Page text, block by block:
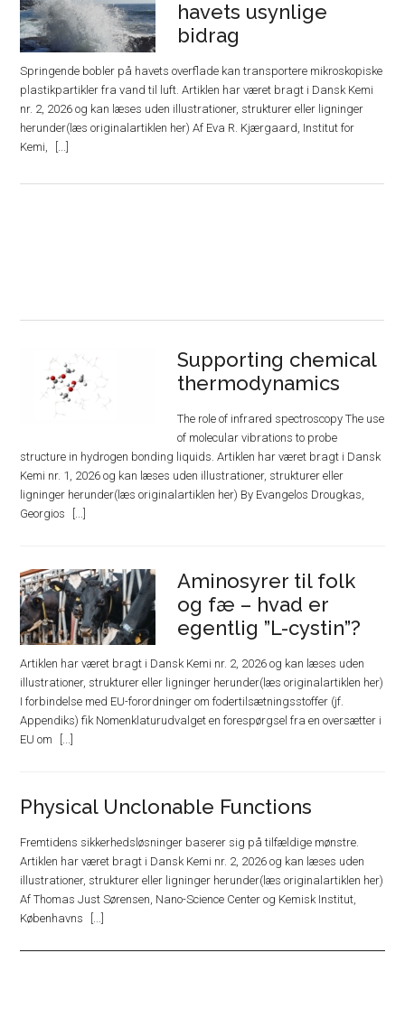
havets usynlige
bidrag
Springende bobler på havets overflade kan transportere mikroskopiske
plastikpartikler fra vand til luft. Artiklen har været bragt i Dansk Kemi
nr. 2, 2026 og kan læses uden illustrationer, strukturer eller ligninger
herunder(læs originalartiklen her) Af Eva R. Kjærgaard, Institut for
Kemi,
Supporting chemical
thermodynamics
The role of infrared spectroscopy The use
of molecular vibrations to probe
structure in hydrogen bonding liquids. Artiklen har været bragt i Dansk
Kemi nr. 1, 2026 og kan læses uden illustrationer, strukturer eller
ligninger herunder(læs originalartiklen her) By Evangelos Drougkas,
Georgios
Aminosyrer til folk
og fæ – hvad er
egentlig ”L-cystin”?
Artiklen har været bragt i Dansk Kemi nr. 2, 2026 og kan læses uden
illustrationer, strukturer eller ligninger herunder(læs originalartiklen her)
I forbindelse med EU-forordninger om fodertilsætningsstoffer (jf.
Appendiks) fik Nomenklaturudvalget en forespørgsel fra en oversætter i
EU om
Physical Unclonable Functions
Fremtidens sikkerhedsløsninger baserer sig på tilfældige mønstre.
Artiklen har været bragt i Dansk Kemi nr. 2, 2026 og kan læses uden
illustrationer, strukturer eller ligninger herunder(læs originalartiklen her)
Af Thomas Just Sørensen, Nano-Science Center og Kemisk Institut,
Københavns